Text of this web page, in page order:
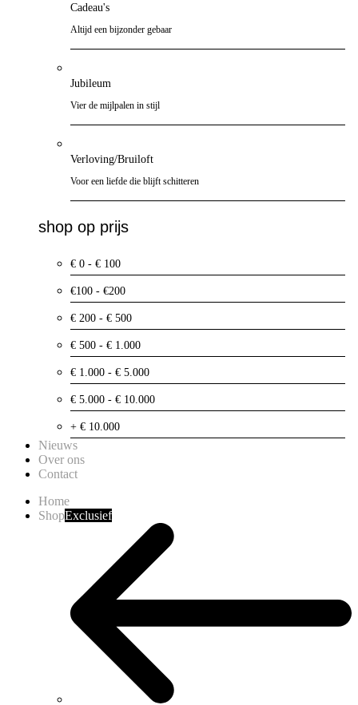
Cadeau's
Altijd een bijzonder gebaar
Jubileum
Vier de mijlpalen in stijl
Verloving/Bruiloft
Voor een liefde die blijft schitteren
shop op prijs
€ 0 - € 100
€100 - €200
€ 200 - € 500
€ 500 - € 1.000
€ 1.000 - € 5.000
€ 5.000 - € 10.000
+ € 10.000
Nieuws
Over ons
Contact
Home
ShopExclusief